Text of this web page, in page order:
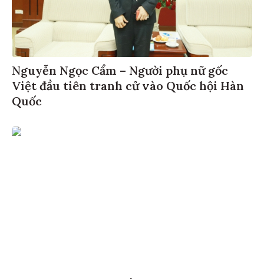
Nguyễn Ngọc Cẩm – Người phụ nữ gốc
Việt đầu tiên tranh cử vào Quốc hội Hàn
Quốc